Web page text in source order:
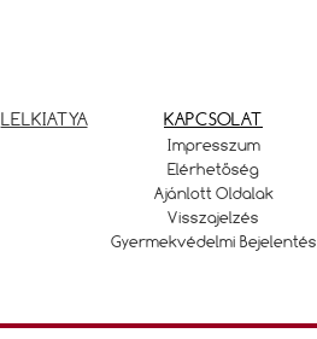
LELKIATYA KAPCSOLAT
Impresszum
Elérhetőség
Ajánlott Oldalak
Visszajelzés
Gyermekvédelmi Bejelentés